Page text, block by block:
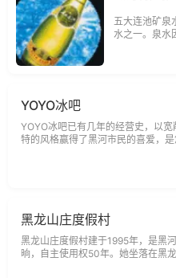
五大连池矿泉
水之一。泉水
神经、心血
YOYO冰吧
YOYO冰吧已有几年的经营史，以
特的风格赢得了黑河市民的喜爱，
黑龙山庄度假村
黑龙山庄度假村建于1995年，是黑
晌，自主使用权50年。她坐落在黑